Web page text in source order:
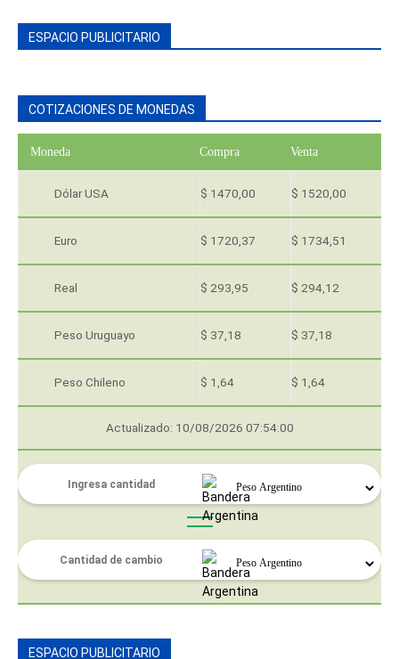
ESPACIO PUBLICITARIO
COTIZACIONES DE MONEDAS
Moneda Compra Venta
Dólar USA $ 1470,00 $ 1520,00
Euro $ 1720,37 $ 1734,51
Real $ 293,95 $ 294,12
Peso Uruguayo $ 37,18 $ 37,18
Peso Chileno $ 1,64 $ 1,64
Actualizado: 10/08/2026 07:54:00
ESPACIO PUBLICITARIO